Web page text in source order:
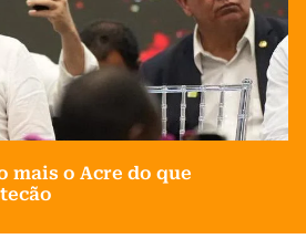
mais o Acre do que